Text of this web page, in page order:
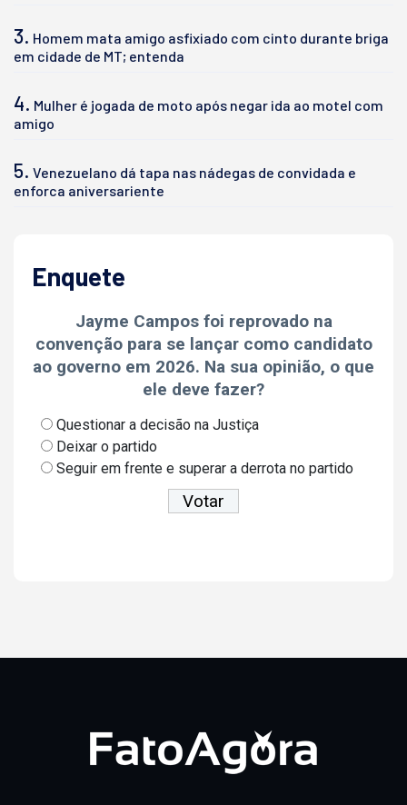
3. Homem mata amigo asfixiado com cinto durante briga
em cidade de MT; entenda
4. Mulher é jogada de moto após negar ida ao motel com
amigo
5. Venezuelano dá tapa nas nádegas de convidada e
enforca aniversariente
Enquete
Jayme Campos foi reprovado na
convenção para se lançar como candidato
ao governo em 2026. Na sua opinião, o que
ele deve fazer?
Questionar a decisão na Justiça
Deixar o partido
Seguir em frente e superar a derrota no partido